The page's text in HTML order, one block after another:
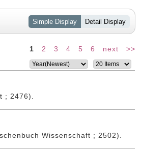
Simple Display Detail Display
1 2 3 4 5 6 next >>
; 2476).
Wissenschaft ; 2502).